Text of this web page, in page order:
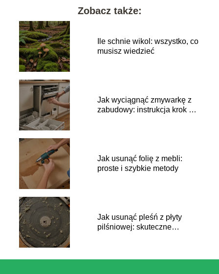
Zobacz także:
Ile schnie wikol: wszystko, co
musisz wiedzieć
Jak wyciągnąć zmywarkę z
zabudowy: instrukcja krok po
Jak usunąć folię z mebli:
proste i szybkie metody
Jak usunąć pleśń z płyty
pilśniowej: skuteczne